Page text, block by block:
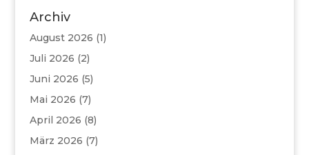
Archiv
August 2026 (1)
Juli 2026 (2)
Juni 2026 (5)
Mai 2026 (7)
April 2026 (8)
März 2026 (7)